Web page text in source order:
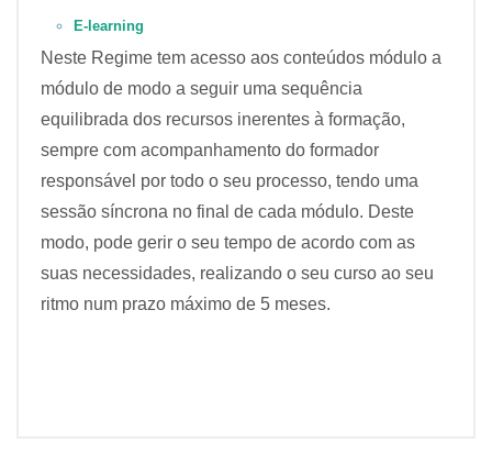
E-learning
Neste Regime tem acesso aos conteúdos módulo a
módulo de modo a seguir uma sequência
equilibrada dos recursos inerentes à formação,
sempre com acompanhamento do formador
responsável por todo o seu processo, tendo uma
sessão síncrona no final de cada módulo. Deste
modo, pode gerir o seu tempo de acordo com as
suas necessidades, realizando o seu curso ao seu
ritmo num prazo máximo de 5 meses.